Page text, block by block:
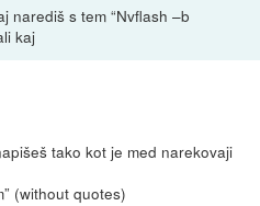
narediš s tem “Nvflash –b
kaj
tako kot je med narekovaji
(without quotes)